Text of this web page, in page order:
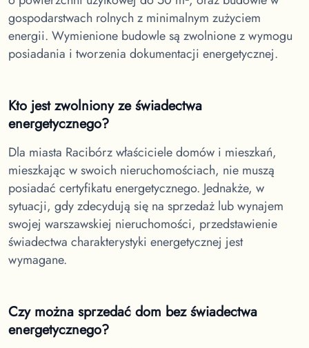
gospodarstwach rolnych z minimalnym zużyciem
energii. Wymienione budowle są zwolnione z wymogu
posiadania i tworzenia dokumentacji energetycznej.
Kto jest zwolniony ze świadectwa
energetycznego?
Dla miasta Racibórzwłaściciele domów i mieszkań,
mieszkając w swoich nieruchomościach, nie muszą
posiadać certyfikatu energetycznego. Jednakże, w
sytuacji, gdy zdecydują się na sprzedaż lub wynajem
swojej warszawskiej nieruchomości, przedstawienie
świadectwa charakterystyki energetycznej jest
wymagane.
Czy można sprzedać dom bez świadectwa
energetycznego?